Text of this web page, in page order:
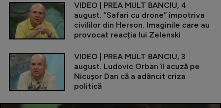
VIDEO | PREA MULT BANCIU, 4
august. ”Safari cu drone” împotriva
civililor din Herson. Imaginile care au
provocat reacția lui Zelenski
VIDEO | PREA MULT BANCIU, 3
august. Ludovic Orban îl acuză pe
Nicușor Dan că a adâncit criza
politică